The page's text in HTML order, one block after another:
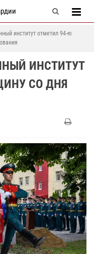
институт отметил 94-ю
ИНСТИТУТ
СО ДНЯ